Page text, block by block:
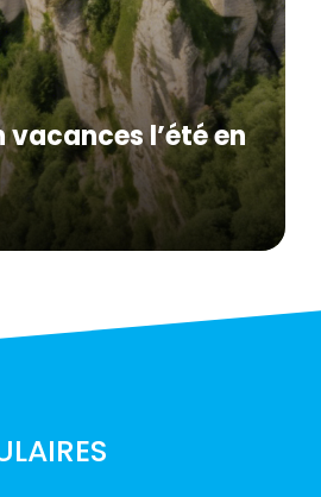
l’été en